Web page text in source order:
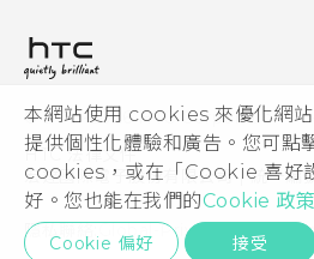
本網站使用 cookies 來優化網站
提供個性化體驗和廣告。您可點
cookies，或在「Cookie 喜好
好。您也能在我們的Cookie 政策
Cookie 偏好 接受
HTC Sync Manager
投資人
隱私權政策
產品安全性
Cookie
Security and Privacy
© 2011-2026 HTC Corporation
HTC 法律文件
宏達國際電子股份有限公司 | 統一編
隱私聯絡:Global-Privacy@htc.com